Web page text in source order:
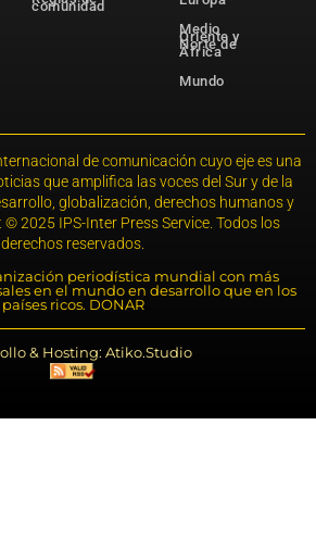
comunidad
Medio
Oriente y
Norte de
África
Mundo
de comunicación cuyo eje es una
que amplifica las voces del Sur y de la
globalización, derechos humanos y
2025 IPS-Inter Press Service. Todos los
derechos reservados.
periodística mundial con más
en el mundo en desarrollo que en los
países ricos. DONAR
& Hosting: Atiko.Studio